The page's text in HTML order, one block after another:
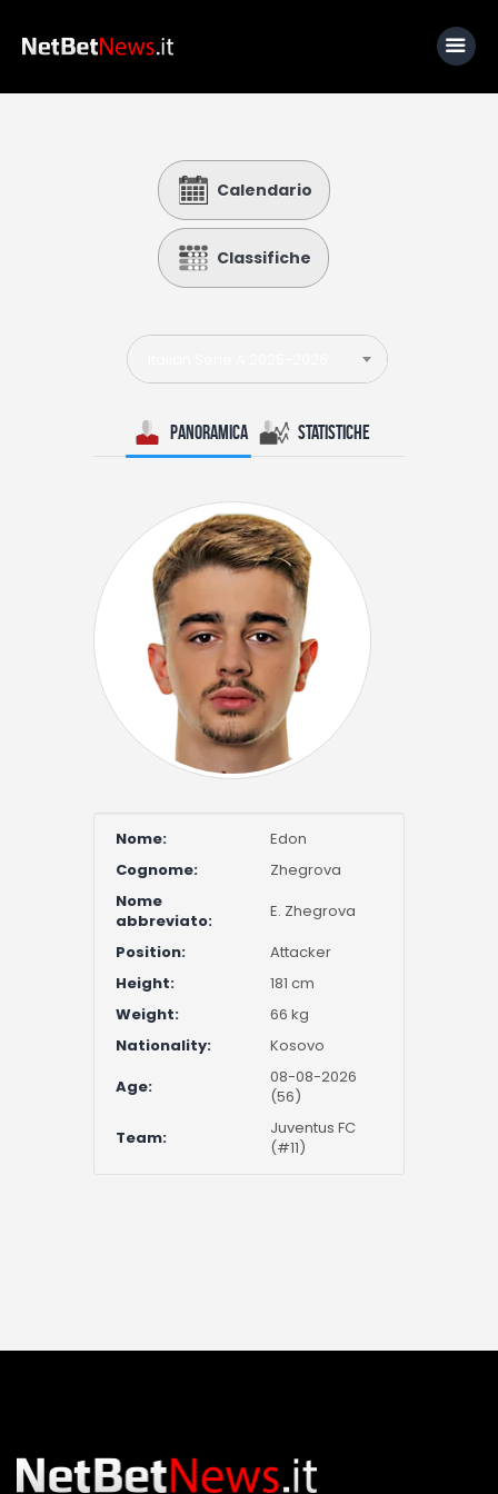
Calcio
Basket
Tennis
Lo Sapevi Che
I consigli di Giulia
Calendario
Classifiche
Panoramica Statistiche
Nome:
Edon
Cognome:
Zhegrova
Nome
abbreviato:
E. Zhegrova
Position:
Attacker
Height:
181 cm
Weight:
66 kg
Nationality:
Kosovo
Age:
08-08-2026
(56)
Team:
Juventus FC
(#11)